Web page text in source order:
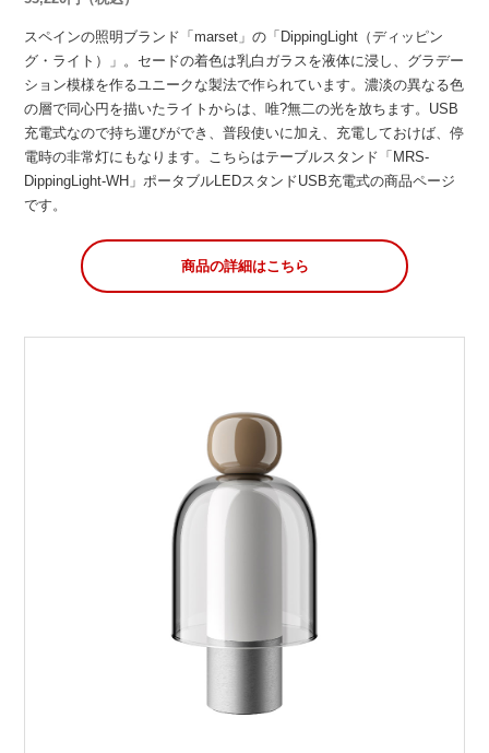
スペインの照明ブランド「marset」の「DippingLight（ディッピン
グ・ライト）」。セードの着色は乳白ガラスを液体に浸し、グラデー
ション模様を作るユニークな製法で作られています。濃淡の異なる色
の層で同心円を描いたライトからは、唯?無二の光を放ちます。USB
充電式なので持ち運びができ、普段使いに加え、充電しておけば、停
電時の非常灯にもなります。こちらはテーブルスタンド「MRS-
DippingLight-WH」ポータブルLEDスタンドUSB充電式の商品ページ
です。
商品の詳細はこちら